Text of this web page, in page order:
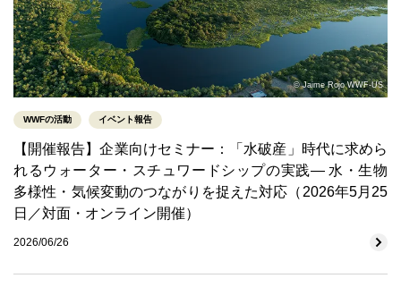
© Jaime Rojo WWF-US
WWFの活動 イベント報告
【開催報告】企業向けセミナー：「水破産」時代に求めら
れるウォーター・スチュワードシップの実践― 水・生物
多様性・気候変動のつながりを捉えた対応（2026年5月25
日／対面・オンライン開催）
2026/06/26